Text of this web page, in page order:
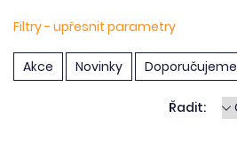
Filtry - upřesnit parametry
Akce Novinky Doporučujeme
Řadit: